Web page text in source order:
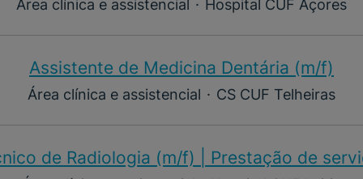
Área clínica e assistencial · Hospital CUF Açores
Assistente de Medicina Dentária (m/f)​
Área clínica e assistencial · CS CUF Telheiras
de Radiologia (m/f) | Prestação de